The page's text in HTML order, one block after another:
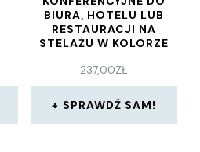
BIURA, HOTELU LUB
RESTAURACJI NA
STELAŻU W KOLORZE
TAPICERKA W KOLORZE
SZARYM
237,00ZŁ
SPRAWDŹ SAM!